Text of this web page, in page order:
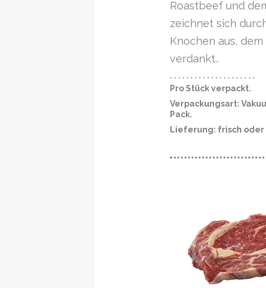
Roastbeef und
zeichnet sich
Knochen aus,
verdankt..
· · · · · · · · · · · · · · · · · · · · ·
Pro Stück verpackt.
Verpackungsart:
Pack.
Lieferung: frisch